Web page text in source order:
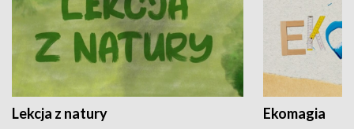
Lekcja z natury Ekomagia